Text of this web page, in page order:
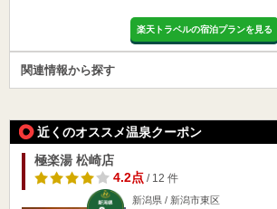
楽天トラベルの宿泊プランを見る
関連情報から探す
近くのオススメ温泉クーポン
極楽湯 松崎店
4.2点/ 12 件
新潟県 / 新潟市東区